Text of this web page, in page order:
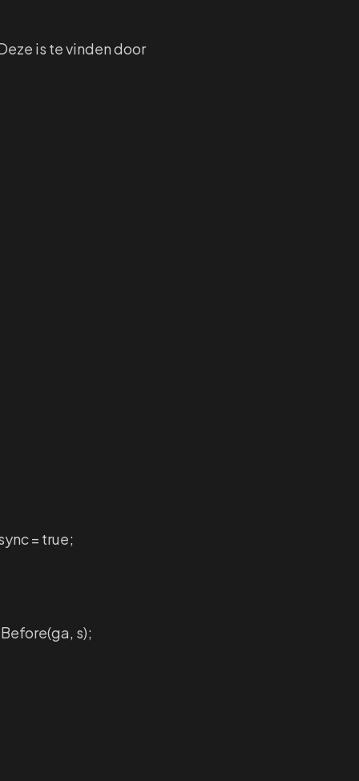
is te vinden door
= true;
s);